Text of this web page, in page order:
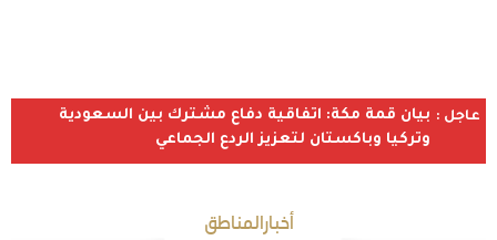
عاجل : بيان قمة مكة: اتفاقية دفاع مشترك بين السعودية
وتركيا وباكستان لتعزيز الردع الجماعي
أخبارالمناطق